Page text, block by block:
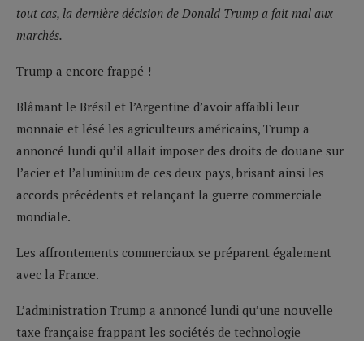
tout cas, la dernière décision de Donald Trump a fait mal aux
marchés.
Trump a encore frappé !
Blâmant le Brésil et l’Argentine d’avoir affaibli leur
monnaie et lésé les agriculteurs américains, Trump a
annoncé lundi qu’il allait imposer des droits de douane sur
l’acier et l’aluminium de ces deux pays, brisant ainsi les
accords précédents et relançant la guerre commerciale
mondiale.
Les affrontements commerciaux se préparent également
avec la France.
L’administration Trump a annoncé lundi qu’une nouvelle
taxe française frappant les sociétés de technologie